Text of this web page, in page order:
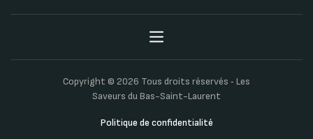
Copyright © 2026 Tous droits réservés ‐ Les
Saveurs du Bas-Saint-Laurent
Politique de confidentialité